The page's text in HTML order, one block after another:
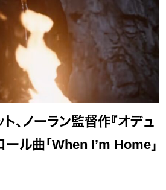
ト、ノーラン監督作『オデュ
ール曲「When I’m Home」